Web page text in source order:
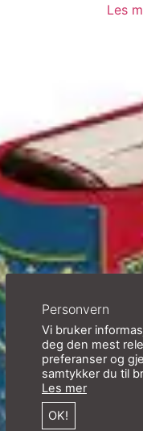
Les
Personvern
Vi bruker
deg den mest
preferanser og
samtykker du til
Les mer
OK!